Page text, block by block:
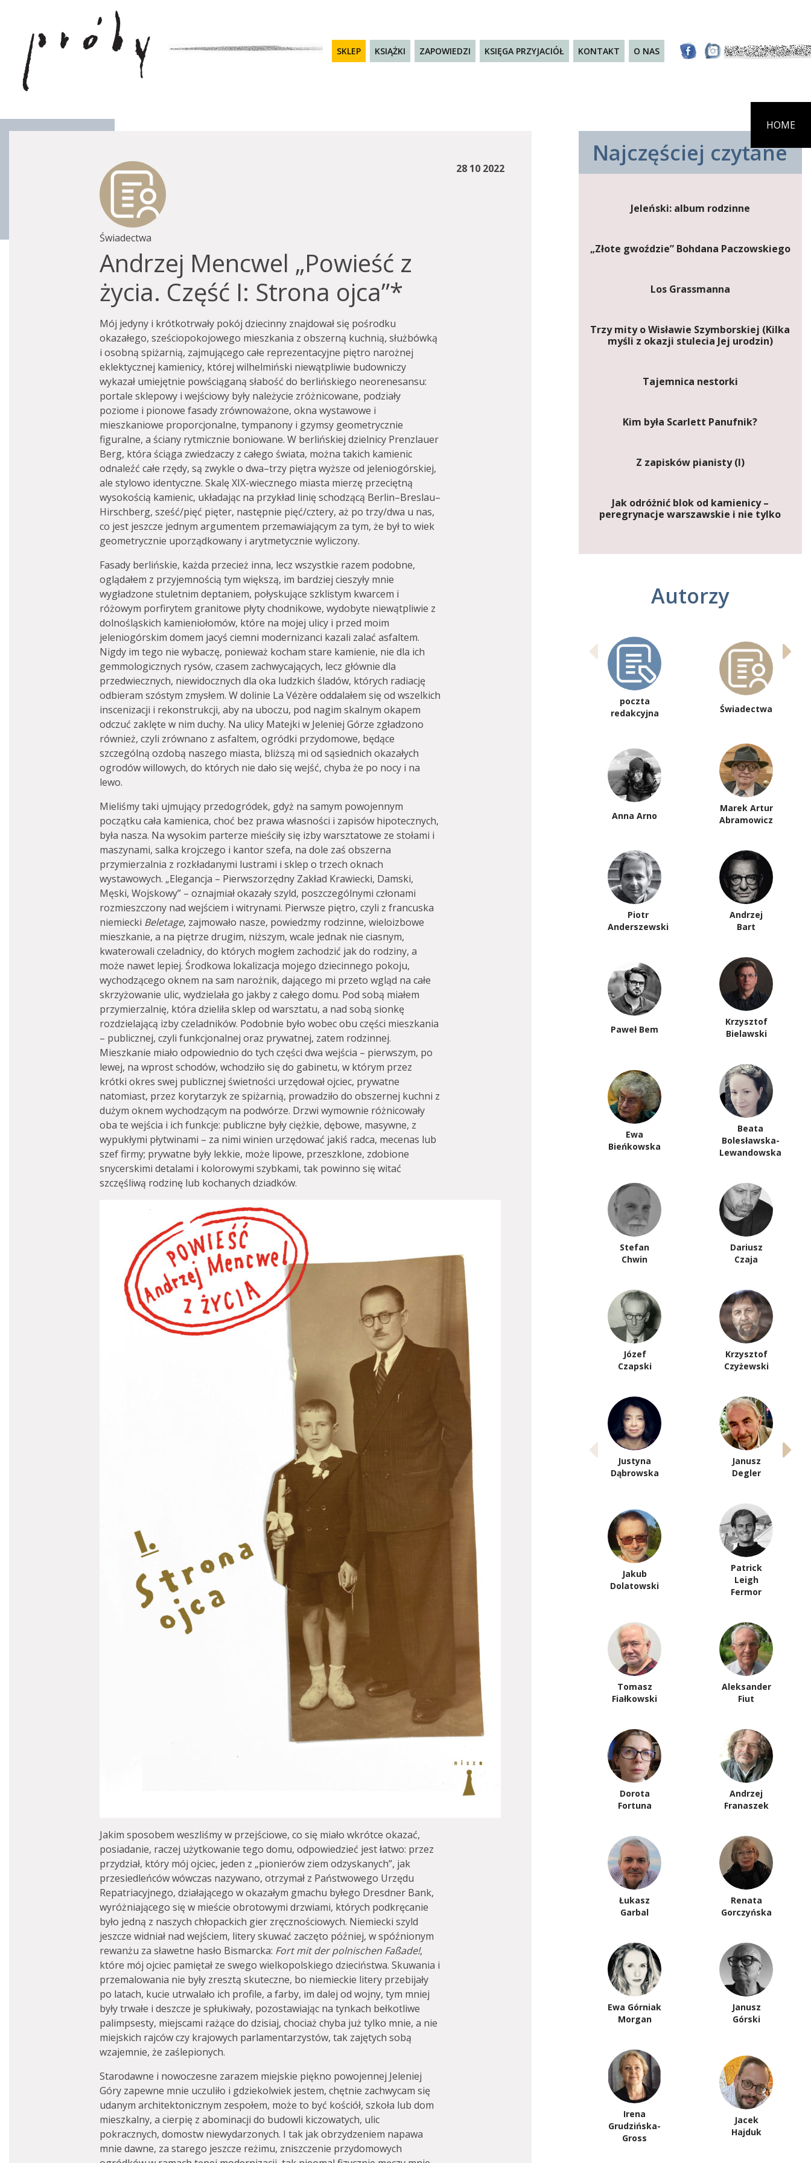
SKLEP KSIĄŻKI ZAPOWIEDZI KSIĘGA PRZYJACIÓŁ KONTAKT O NAS
HOME
28 10 2022
Świadectwa
Andrzej Mencwel „Powieść z
życia. Część I: Strona ojca”*
Mój jedyny i krótkotrwały pokój dziecinny znajdował się pośrodku
okazałego, sześciopokojowego mieszkania z obszerną kuchnią, służbówką
i osobną spiżarnią, zajmującego całe reprezentacyjne piętro narożnej
eklektycznej kamienicy, której wilhelmiński niewątpliwie budowniczy
wykazał umiejętnie powściąganą słabość do berlińskiego neorenesansu:
portale sklepowy i wejściowy były należycie zróżnicowane, podziały
poziome i pionowe fasady zrównoważone, okna wystawowe i
mieszkaniowe proporcjonalne, tympanony i gzymsy geometrycznie
figuralne, a ściany rytmicznie boniowane. W berlińskiej dzielnicy Prenzlauer
Berg, która ściąga zwiedzaczy z całego świata, można takich kamienic
odnaleźć całe rzędy, są zwykle o dwa–trzy piętra wyższe od jeleniogórskiej,
ale stylowo identyczne. Skalę XIX-wiecznego miasta mierzę przeciętną
wysokością kamienic, układając na przykład linię schodzącą Berlin–Breslau–
Hirschberg, sześć/pięć pięter, następnie pięć/cztery, aż po trzy/dwa u nas,
co jest jeszcze jednym argumentem przemawiającym za tym, że był to wiek
geometrycznie uporządkowany i arytmetycznie wyliczony.
Fasady berlińskie, każda przecież inna, lecz wszystkie razem podobne,
oglądałem z przyjemnością tym większą, im bardziej cieszyły mnie
wygładzone stuletnim deptaniem, połyskujące szklistym kwarcem i
różowym porfirytem granitowe płyty chodnikowe, wydobyte niewątpliwie z
dolnośląskich kamieniołomów, które na mojej ulicy i przed moim
jeleniogórskim domem jacyś ciemni modernizanci kazali zalać asfaltem.
Nigdy im tego nie wybaczę, ponieważ kocham stare kamienie, nie dla ich
gemmologicznych rysów, czasem zachwycających, lecz głównie dla
przedwiecznych, niewidocznych dla oka ludzkich śladów, których radiację
odbieram szóstym zmysłem. W dolinie La Vézère oddalałem się od wszelkich
inscenizacji i rekonstrukcji, aby na uboczu, pod nagim skalnym okapem
odczuć zaklęte w nim duchy. Na ulicy Matejki w Jeleniej Górze zgładzono
również, czyli zrównano z asfaltem, ogródki przydomowe, będące
szczególną ozdobą naszego miasta, bliższą mi od sąsiednich okazałych
ogrodów willowych, do których nie dało się wejść, chyba że po nocy i na
lewo.
Mieliśmy taki ujmujący przedogródek, gdyż na samym powojennym
początku cała kamienica, choć bez prawa własności i zapisów hipotecznych,
była nasza. Na wysokim parterze mieściły się izby warsztatowe ze stołami i
maszynami, salka krojczego i kantor szefa, na dole zaś obszerna
przymierzalnia z rozkładanymi lustrami i sklep o trzech oknach
wystawowych. „Elegancja – Pierwszorzędny Zakład Krawiecki, Damski,
Męski, Wojskowy” – oznajmiał okazały szyld, poszczególnymi członami
rozmieszczony nad wejściem i witrynami. Pierwsze piętro, czyli z francuska
niemiecki Beletage, zajmowało nasze, powiedzmy rodzinne, wieloizbowe
mieszkanie, a na piętrze drugim, niższym, wcale jednak nie ciasnym,
kwaterowali czeladnicy, do których mogłem zachodzić jak do rodziny, a
może nawet lepiej. Środkowa lokalizacja mojego dziecinnego pokoju,
wychodzącego oknem na sam narożnik, dającego mi przeto wgląd na całe
skrzyżowanie ulic, wydzielała go jakby z całego domu. Pod sobą miałem
przymierzalnię, która dzieliła sklep od warsztatu, a nad sobą sionkę
rozdzielającą izby czeladników. Podobnie było wobec obu części mieszkania
– publicznej, czyli funkcjonalnej oraz prywatnej, zatem rodzinnej.
Mieszkanie miało odpowiednio do tych części dwa wejścia – pierwszym, po
lewej, na wprost schodów, wchodziło się do gabinetu, w którym przez
krótki okres swej publicznej świetności urzędował ojciec, prywatne
natomiast, przez korytarzyk ze spiżarnią, prowadziło do obszernej kuchni z
dużym oknem wychodzącym na podwórze. Drzwi wymownie różnicowały
oba te wejścia i ich funkcje: publiczne były ciężkie, dębowe, masywne, z
wypukłymi płytwinami – za nimi winien urzędować jakiś radca, mecenas lub
szef firmy; prywatne były lekkie, może lipowe, przeszklone, zdobione
snycerskimi detalami i kolorowymi szybkami, tak powinno się witać
szczęśliwą rodzinę lub kochanych dziadków.
Jakim sposobem weszliśmy w przejściowe, co się miało wkrótce okazać,
posiadanie, raczej użytkowanie tego domu, odpowiedzieć jest łatwo: przez
przydział, który mój ojciec, jeden z „pionierów ziem odzyskanych”, jak
przesiedleńców wówczas nazywano, otrzymał z Państwowego Urzędu
Repatriacyjnego, działającego w okazałym gmachu byłego Dresdner Bank,
wyróżniającego się w mieście obrotowymi drzwiami, których podkręcanie
było jedną z naszych chłopackich gier zręcznościowych. Niemiecki szyld
jeszcze widniał nad wejściem, litery skuwać zaczęto później, w spóźnionym
rewanżu za sławetne hasło Bismarcka: Fort mit der polnischen Faßade!,
które mój ojciec pamiętał ze swego wielkopolskiego dzieciństwa. Skuwania i
przemalowania nie były zresztą skuteczne, bo niemieckie litery przebijały
po latach, kucie utrwalało ich profile, a farby, im dalej od wojny, tym mniej
były trwałe i deszcze je spłukiwały, pozostawiając na tynkach bełkotliwe
palimpsesty, miejscami rażące do dzisiaj, chociaż chyba już tylko mnie, a nie
miejskich rajców czy krajowych parlamentarzystów, tak zajętych sobą
wzajemnie, że zaślepionych.
Starodawne i nowoczesne zarazem miejskie piękno powojennej Jeleniej
Góry zapewne mnie uczuliło i gdziekolwiek jestem, chętnie zachwycam się
udanym architektonicznym zespołem, może to być kościół, szkoła lub dom
mieszkalny, a cierpię z abominacji do budowli kiczowatych, ulic
pokracznych, domostw niewydarzonych. I tak jak obrzydzeniem napawa
mnie dawne, za starego jeszcze reżimu, zniszczenie przydomowych
Najczęściej czytane
Jeleński: album rodzinne
„Złote gwoździe” Bohdana Paczowskiego
Los Grassmanna
Trzy mity o Wisławie Szymborskiej (Kilka
myśli z okazji stulecia Jej urodzin)
Tajemnica nestorki
Kim była Scarlett Panufnik?
Z zapisków pianisty (I)
Jak odróżnić blok od kamienicy –
peregrynacje warszawskie i nie tylko
Autorzy
poczta
redakcyjna
Świadectwa
Anna Arno
Marek Artur
Abramowicz
Piotr
Anderszewski
Andrzej
Bart
Paweł Bem
Krzysztof
Bielawski
Ewa
Bieńkowska
Beata
Bolesławska-
Lewandowska
Stefan
Chwin
Dariusz
Czaja
Józef
Czapski
Krzysztof
Czyżewski
Justyna
Dąbrowska
Janusz
Degler
Jakub
Dolatowski
Patrick
Leigh
Fermor
Tomasz
Fiałkowski
Aleksander
Fiut
Dorota
Fortuna
Andrzej
Franaszek
Łukasz
Garbal
Renata
Gorczyńska
Ewa Górniak
Morgan
Janusz
Górski
Irena
Grudzińska-
Gross
Jacek
Hajduk